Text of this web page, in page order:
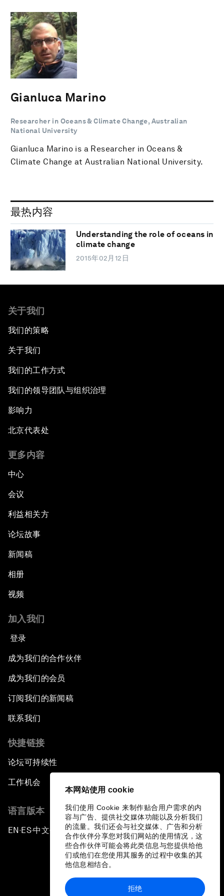
本网站使用 cookie
我们使用 Cookie 来制作贴合用户需求的内
容与广告、提供社交媒体功能以及分析我们
的流量。我们还会与社交媒体、广告和分析
合作伙伴分享您对我们网站的使用情况，这
些合作伙伴可能会将此类信息与您提供给他
们或他们在您使用其服务的过程中收集的其
他信息相结合。
拒绝
Gianluca Marino
Researcher in Oceans & Climate Change, Australian
National University
Gianluca Marino is a Researcher in Oceans &
Climate Change at Australian National University.
最热内容
Understanding the role of oceans in
climate change
2015年02月12日
关于我们
我们的策略
关于我们
我们的工作方式
我们的领导团队与组织治理
影响力
北京代表处
更多内容
中心
会议
利益相关方
论坛故事
新闻稿
相册
视频
加入我们
登录
成为我们的合作伙伴
成为我们的会员
订阅我们的新闻稿
联系我们
快捷链接
论坛可持续性
工作机会
语言版本
EN ▪ES▪中文▪ 日本語